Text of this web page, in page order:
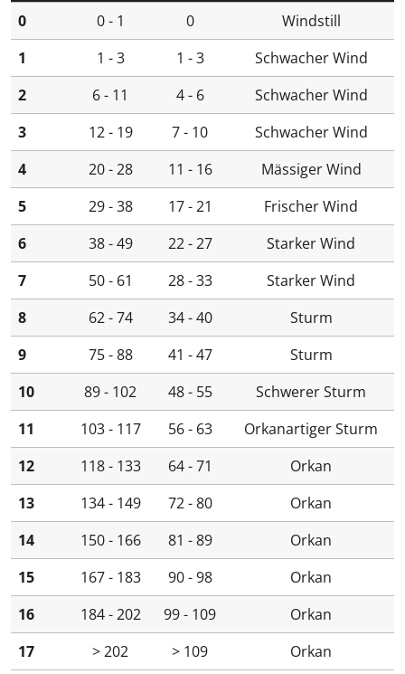
0
0 - 1 0
Windstill
1
1 - 3 1 - 3
Schwacher Wind
2
6 - 11 4 - 6
Schwacher Wind
3
12 - 19 7 - 10
Schwacher Wind
4
20 - 28 11 - 16
Mässiger Wind
5
29 - 38 17 - 21
Frischer Wind
6
38 - 49 22 - 27
Starker Wind
7
50 - 61 28 - 33
Starker Wind
8
62 - 74 34 - 40
Sturm
9
75 - 88 41 - 47
Sturm
10
89 - 102 48 - 55
Schwerer Sturm
11
103 - 117 56 - 63
Orkanartiger Sturm
12
118 - 133 64 - 71
Orkan
13
134 - 149 72 - 80
Orkan
14
150 - 166 81 - 89
Orkan
15
167 - 183 90 - 98
Orkan
16
184 - 202 99 - 109
Orkan
17
> 202 > 109 Orkan